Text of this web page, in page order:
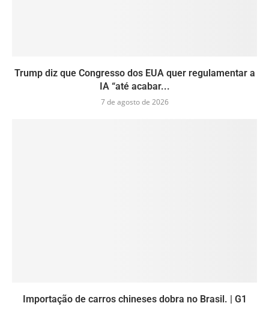
Trump diz que Congresso dos EUA quer regulamentar a
IA “até acabar...
7 de agosto de 2026
Importação de carros chineses dobra no Brasil. | G1